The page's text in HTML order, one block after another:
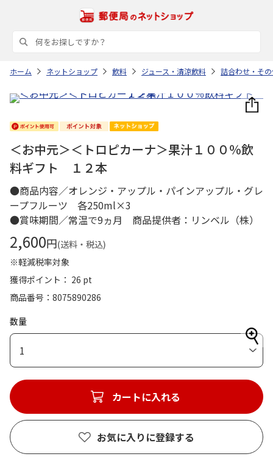
ホーム ネットショップ 飲料 ジュース・清涼飲料 詰合わせ・そ
＜お中元＞＜トロピカーナ＞果汁１００％飲
料ギフト １２本
●商品内容／オレンジ・アップル・パインアップル・グレ
ープフルーツ 各250ml×3
●賞味期間／常温で9ヵ月 商品提供者：リンベル（株）
2,600円(送料・税込)
※軽減税率対象
獲得ポイント： 26 pt
商品番号
8075890286
数量
1
カートに入れる
お気に入りに登録する